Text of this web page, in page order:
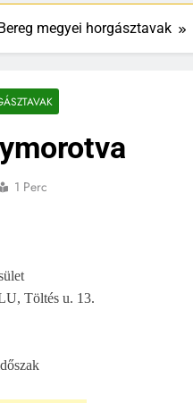
megyei horgásztavak
1 Perc
Töltés u. 13.